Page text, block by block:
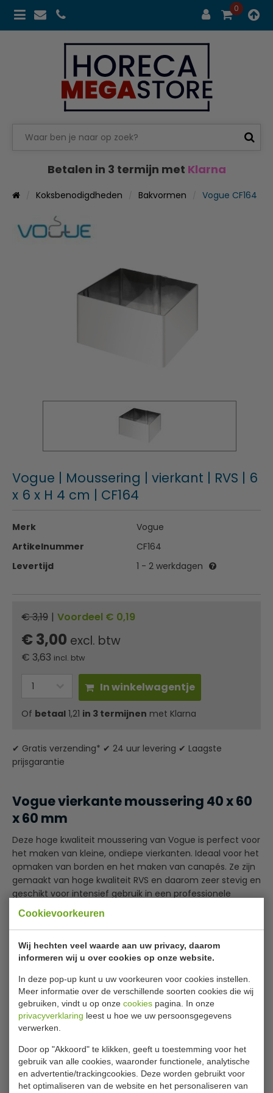
Cookievoorkeuren
Wij hechten veel waarde aan uw privacy, daarom
informeren wij u over cookies op onze website.
In deze pop-up kunt u uw voorkeuren voor cookies instellen.
Meer informatie over de verschillende soorten cookies die wij
gebruiken, vindt u op onze cookies pagina. In onze
privacyverklaring leest u hoe we uw persoonsgegevens
verwerken.
Door op "Akkoord" te klikken, geeft u toestemming voor het
gebruik van alle cookies, waaronder functionele, analytische
en advertentie/trackingcookies. Deze worden gebruikt voor
het optimaliseren van de website en het personaliseren van
0
Betalen in 3 termijn met Klarna
Koksbenodigdheden Bakvormen Vogue CF164
Vogue | Moussering | vierkant | RVS | 6
x 6 x H 4 cm | CF164
Merk
Vogue
Artikelnummer
CF164
Levertijd
1 - 2 werkdagen
€ 3,19 | Voordeel € 0,19
€ 3,00 excl. btw
€ 3,63 incl. btw
In winkelwagentje
Of betaal 1,21 in 3 termijnen met Klarna
✔ Gratis verzending* ✔ 24 uur levering ✔ Laagste
prijsgarantie
Vogue vierkante moussering 40 x 60
x 60 mm
Deze hoge kwaliteit moussering van Vogue is perfect voor
het maken van kleine, ondiepe vierkanten. Ideaal voor het
opmaken van borden en het maken van canapés. Ze zijn
gemaakt van hoge kwaliteit RVS en daarom zeer stevig en
geschikt voor intensief gebruik in een professionele
keuken.
Worden per stuk verkocht
Voor een mooie opmaak
Ideaal om rijst en groenten in gelijke porties te verdelen
Creëert nette stapeltjes
Zeer duurzaam
Eenvoudig te reinigen
Lees meer
Specificaties
Model
CF 164
H x B x D
3,5 x 6 x 6 cm
Materiaal
Gewicht
60 gram